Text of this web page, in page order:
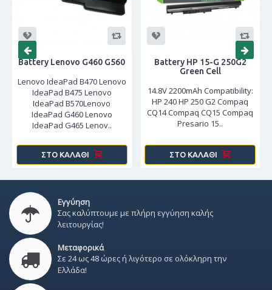
Battery Lenovo G460 G560
Lenovo IdeaPad B470 Lenovo
IdeaPad B475 Lenovo
IdeaPad B570Lenovo
IdeaPad G460 Lenovo
IdeaPad G465 Lenov..
ΣΤΟ ΚΑΛΆΘΙ
Battery HP 15-G 250G2
Green Cell
14.8V 2200mAh Compatibility:
HP 240 HP 250 G2 Compaq
CQ14 Compaq CQ15 Compaq
Presario 15..
ΣΤΟ ΚΑΛΆΘΙ
Εγγύηση
Σας καλύπτουμε με πλήρη εγγύηση καλής
λειτουργίας!
Μεταφορικά
Σε 24 ως 48 ώρες ή λιγότερο σε ολόκληρη την
Ελλάδα!